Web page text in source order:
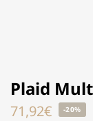
Plaid
71,92€ -20%